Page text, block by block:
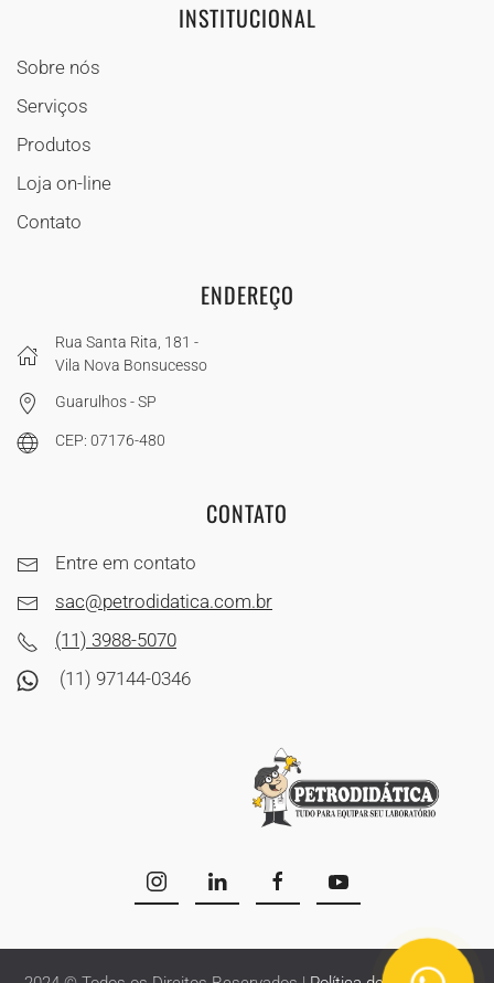
INSTITUCIONAL
Sobre nós
Serviços
Produtos
Loja on-line
Contato
ENDEREÇO
Rua Santa Rita, 181 -
Vila Nova Bonsucesso
Guarulhos - SP
CEP: 07176-480
CONTATO
Entre em contato
sac@petrodidatica.com.br
(11) 3988-5070
(11) 97144-0346